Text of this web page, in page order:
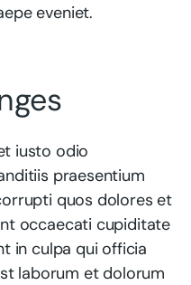
eveniet.
iusto odio
praesentium
quos dolores et
occaecati cupiditate
in culpa qui officia
laborum et dolorum